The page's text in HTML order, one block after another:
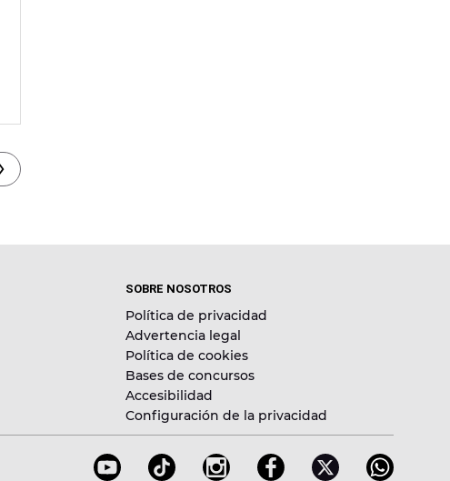
SOBRE NOSOTROS
Política de privacidad
Advertencia legal
Política de cookies
Bases de concursos
Accesibilidad
Configuración de la privacidad